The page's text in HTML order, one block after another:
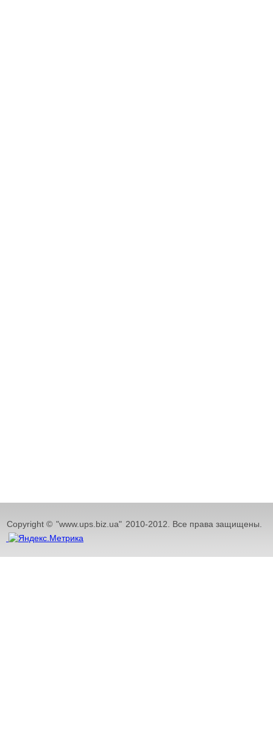
Copyright © "www.ups.biz.ua" 2010-2012. Все права защищены.